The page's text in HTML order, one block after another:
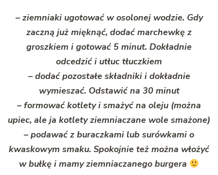
– ziemniaki ugotować w osolonej wodzie. Gdy
zaczną już mięknąć, dodać marchewkę z
groszkiem i gotować 5 minut. Dokładnie
odcedzić i utłuc tłuczkiem
– dodać pozostałe składniki i dokładnie
wymieszać. Odstawić na 30 minut
– formować kotlety i smażyć na oleju (można
upiec, ale ja kotlety ziemniaczane wole smażone)
– podawać z buraczkami lub surówkami o
kwaskowym smaku. Spokojnie też można włożyć
w bułkę i mamy ziemniaczanego burgera